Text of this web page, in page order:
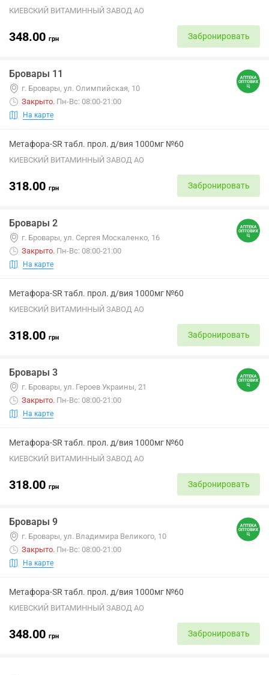
КИЕВСКИЙ ВИТАМИННЫЙ ЗАВОД АО
348.00 грн Забронировать
Бровары 11
г. Бровары, ул. Олимпийская, 10
Закрыто. Пн-Вс: 08:00-21:00
На карте
Метафора-SR табл. прол. д/вия 1000мг №60
КИЕВСКИЙ ВИТАМИННЫЙ ЗАВОД АО
318.00 грн Забронировать
Бровары 2
г. Бровары, ул. Сергея Москаленко, 16
Закрыто. Пн-Вс: 08:00-21:00
На карте
Метафора-SR табл. прол. д/вия 1000мг №60
КИЕВСКИЙ ВИТАМИННЫЙ ЗАВОД АО
318.00 грн Забронировать
Бровары 3
г. Бровары, ул. Героев Украины, 21
Закрыто. Пн-Вс: 08:00-21:00
На карте
Метафора-SR табл. прол. д/вия 1000мг №60
КИЕВСКИЙ ВИТАМИННЫЙ ЗАВОД АО
318.00 грн Забронировать
Бровары 9
г. Бровары, ул. Владимира Великого, 10
Закрыто. Пн-Вс: 08:00-21:00
На карте
Метафора-SR табл. прол. д/вия 1000мг №60
КИЕВСКИЙ ВИТАМИННЫЙ ЗАВОД АО
348.00 грн Забронировать